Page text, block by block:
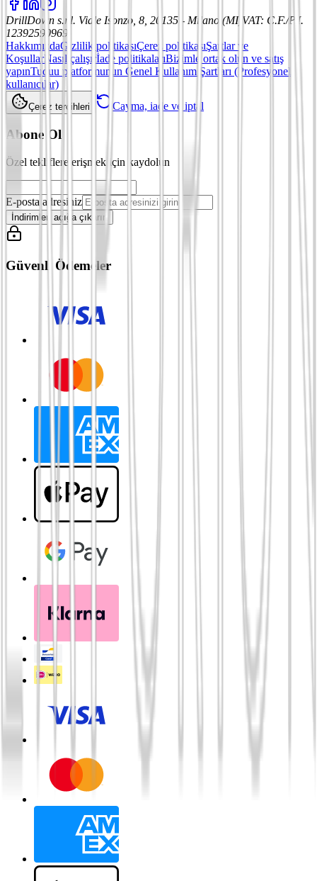
DrillDown s.r.l. Viale Isonzo, 8, 20135 - Milano (MI) VAT: C.F./P.I.
12392590969
HakkımızdaGizlilik politikasıÇerez politikasıŞartlar ve
KoşullarNasıl çalışırİade politikalarıBizimle ortak olun ve satış
yapınTuduu platformunun Genel Kullanım Şartları (Profesyonel
kullanıcılar)
Çerez tercihleri Cayma, iade ve iptal
Abone Ol
Özel tekliflere erişmek için kaydolun
E-posta adresiniz
İndirimleri açığa çıkarın
Güvenli Ödemeler